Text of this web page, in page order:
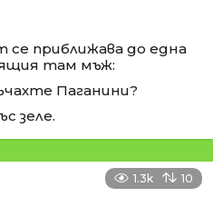
приближава до една
там мъж:
Паганини?
зеле.
1.3k 10